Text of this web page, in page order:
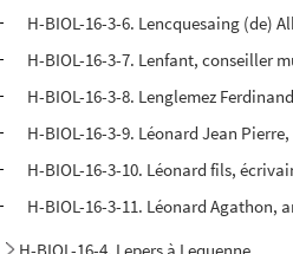
H-BIOL-16-3-6. Lencquesaing (de)
H-BIOL-16-3-7. Lenfant, conseiller
H-BIOL-16-3-8. Lenglemez
H-BIOL-16-3-9. Léonard Jean
H-BIOL-16-3-10. Léonard fils,
H-BIOL-16-3-11. Léonard Agathon,